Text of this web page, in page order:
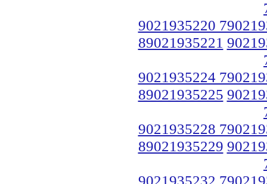
9021935220
89021935221
9021935224
89021935225
9021935228
89021935229
9021935232